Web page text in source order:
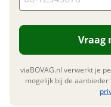
Fabrieksgarantie
Vraag
viaBOVAG.nl verwerkt je
mogelijk bij de